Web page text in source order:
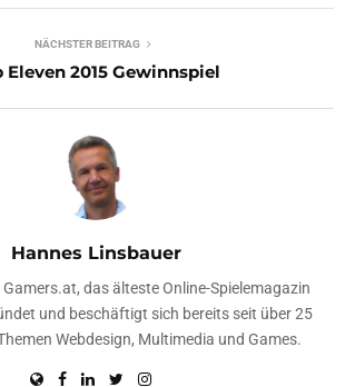
NÄCHSTER BEITRAG
Eleven 2015 Gewinnspiel
Hannes Linsbauer
das älteste Online-Spielemagazin
und beschäftigt sich bereits seit über 25
Webdesign, Multimedia und Games.